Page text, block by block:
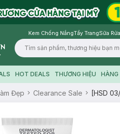
Kem Chống NắngTẩy TrangSữa
HOT DEALS THƯƠNG HIỆU HÀNG
Đẹp Clearance Sale [HSD